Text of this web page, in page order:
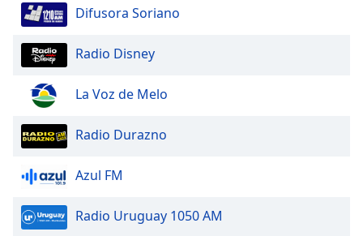
Style
Reset
Done
Modal
Dialog
End
Difusora Soriano
Radio Disney
La Voz de Melo
Radio Durazno
Azul FM
Radio Uruguay 1050 AM